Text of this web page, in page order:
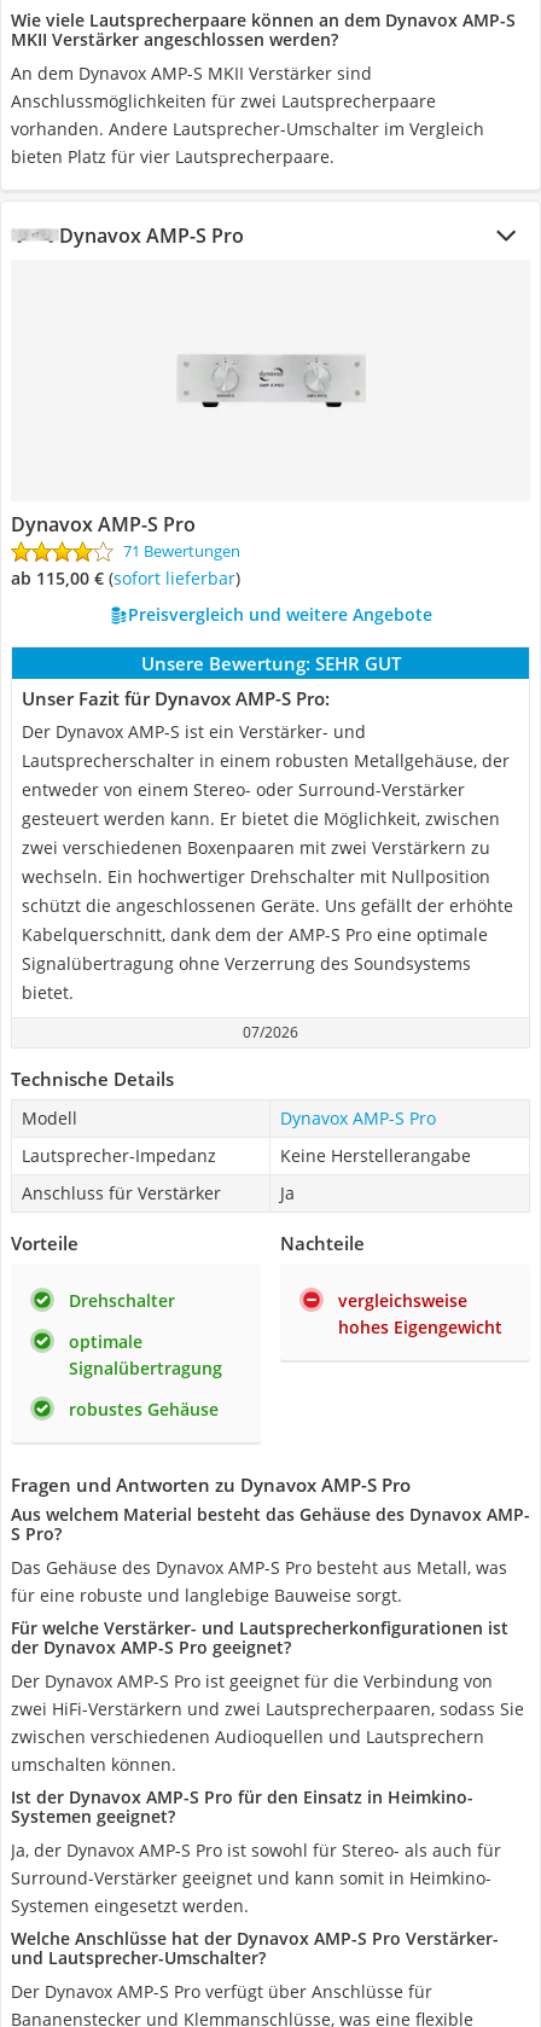
Wie viele Lautsprecherpaare können an dem Dynavox AMP-S
MKII Verstärker angeschlossen werden?
An dem Dynavox AMP-S MKII Verstärker sind
Anschlussmöglichkeiten für zwei Lautsprecherpaare
vorhanden. Andere Lautsprecher-Umschalter im Vergleich
bieten Platz für vier Lautsprecherpaare.
Dynavox AMP-S Pro
Dynavox AMP-S Pro
71 Bewertungen
ab 115,00 € ( Sofort lieferbar)
Preisvergleich und weitere Angebote
Unsere Bewertung: SEHR GUT
Unser Fazit für Dynavox AMP-S Pro:
Der Dynavox AMP-S ist ein Verstärker- und
Lautsprecherschalter in einem robusten Metallgehäuse, der
entweder von einem Stereo- oder Surround-Verstärker
gesteuert werden kann. Er bietet die Möglichkeit, zwischen
zwei verschiedenen Boxenpaaren mit zwei Verstärkern zu
wechseln. Ein hochwertiger Drehschalter mit Nullposition
schützt die angeschlossenen Geräte. Uns gefällt der erhöhte
Kabelquerschnitt, dank dem der AMP-S Pro eine optimale
Signalübertragung ohne Verzerrung des Soundsystems
bietet.
07/2026
Technische Details
Modell
Dynavox AMP-S Pro
Lautsprecher-Impedanz
Keine Herstellerangabe
Anschluss für Verstärker
Ja
Vorteile
Drehschalter
optimale
Signalübertragung
robustes Gehäuse
Nachteile
vergleichsweise
hohes Eigengewicht
Fragen und Antworten zu Dynavox AMP-S Pro
Aus welchem Material besteht das Gehäuse des Dynavox AMP-
S Pro?
Das Gehäuse des Dynavox AMP-S Pro besteht aus Metall, was
für eine robuste und langlebige Bauweise sorgt.
Für welche Verstärker- und Lautsprecherkonfigurationen ist
der Dynavox AMP-S Pro geeignet?
Der Dynavox AMP-S Pro ist geeignet für die Verbindung von
zwei HiFi-Verstärkern und zwei Lautsprecherpaaren, sodass Sie
zwischen verschiedenen Audioquellen und Lautsprechern
umschalten können.
Ist der Dynavox AMP-S Pro für den Einsatz in Heimkino-
Systemen geeignet?
Ja, der Dynavox AMP-S Pro ist sowohl für Stereo- als auch für
Surround-Verstärker geeignet und kann somit in Heimkino-
Systemen eingesetzt werden.
Welche Anschlüsse hat der Dynavox AMP-S Pro Verstärker-
und Lautsprecher-Umschalter?
Der Dynavox AMP-S Pro verfügt über Anschlüsse für
Bananenstecker und Klemmanschlüsse, was eine flexible